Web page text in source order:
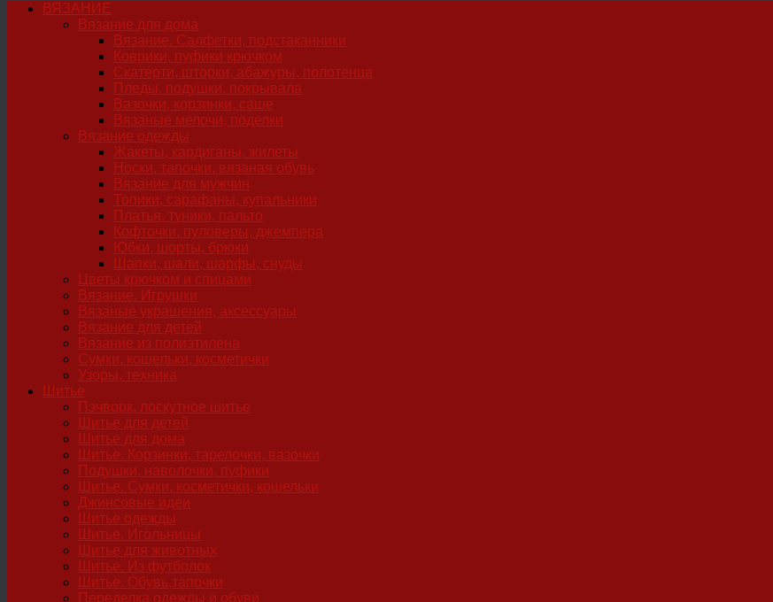
ВЯЗАНИЕ
Вязание для дома
Вязание. Салфетки, подстаканники
Коврики, пуфики крючком
Скатерти, шторки, абажуры, полотенца
Пледы, подушки, покрывала
Вазочки, корзинки, саше
Вязаные мелочи, поделки
Вязание одежды
Жакеты, кардиганы, жилеты
Носки, тапочки, вязаная обувь
Вязание для мужчин
Топики, сарафаны, купальники
Платья, туники, пальто
Кофточки, пуловеры, джемпера
Юбки, шорты, брюки
Шапки, шали, шарфы, снуды
Цветы крючком и спицами
Вязание. Игрушки
Вязаные украшения, аксессуары
Вязание для детей
Вязание из полиэтилена
Сумки, кошельки, косметички
Узоры, техника
Шитье
Пэчворк, лоскутное шитье
Шитье для детей
Шитье для дома
Шитье. Корзинки, тарелочки, вазочки
Подушки, наволочки, пуфики
Шитье. Сумки, косметички, кошельки
Джинсовые идеи
Шитье одежды
Шитье. Игольницы
Шитье для животных
Шитье. Из футболок
Шитье. Обувь,тапочки
Переделка одежды и обуви